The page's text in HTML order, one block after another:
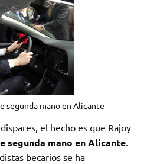
segunda mano en Alicante
el hecho es que Rajoy
segunda mano en Alicante.
becarios se ha